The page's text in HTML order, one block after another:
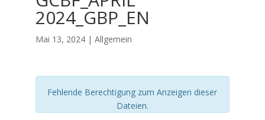
2024_GBP_EN
Mai 13, 2024| Allgemein
Fehlende Berechtigung zum Anzeigen dieser
Dateien.